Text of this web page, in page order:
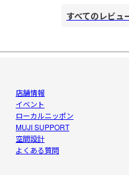
すべてのレビュ
店舗情報
イベント
ローカルニッポン
MUJI SUPPORT
空間設計
よくある質問